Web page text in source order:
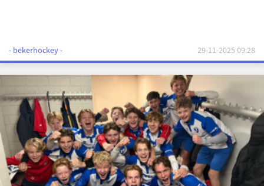
- bekerhockey - 29-11-2025 09:28